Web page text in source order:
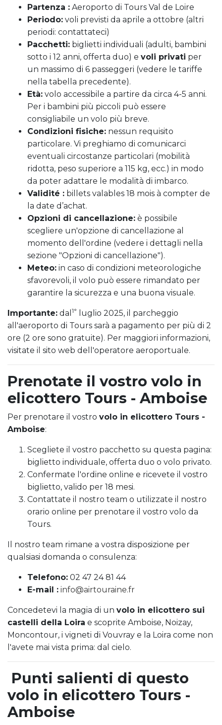
Partenza : Aeroporto di Tours Val de Loire
Periodo: voli previsti da aprile a ottobre (altri
periodi: contattateci)
Pacchetti: biglietti individuali (adulti, bambini
sotto i 12 anni, offerta duo) e voli privati per
un massimo di 6 passeggeri (vedere le tariffe
nella tabella precedente).
Età: volo accessibile a partire da circa 4-5 anni.
Per i bambini più piccoli può essere
consigliabile un volo più breve.
Condizioni fisiche: nessun requisito
particolare. Vi preghiamo di comunicarci
eventuali circostanze particolari (mobilità
ridotta, peso superiore a 115 kg, ecc.) in modo
da poter adattare le modalità di imbarco.
Validité : billets valables 18 mois à compter de
la date d’achat.
Opzioni di cancellazione: è possibile
scegliere un'opzione di cancellazione al
momento dell'ordine (vedere i dettagli nella
sezione "Opzioni di cancellazione").
Meteo: in caso di condizioni meteorologiche
sfavorevoli, il volo può essere rimandato per
garantire la sicurezza e una buona visuale.
Importante: dal 1°
luglio 2025, il parcheggio
all'aeroporto di Tours sarà a pagamento per più di 2
ore (2 ore sono gratuite). Per maggiori informazioni,
visitate il sito web dell'operatore aeroportuale.
Prenotate il vostro volo in
elicottero Tours - Amboise
Per prenotare il vostro volo in elicottero Tours -
Amboise:
Scegliete il vostro pacchetto su questa pagina:
biglietto individuale, offerta duo o volo privato.
Confermate l'ordine online e ricevete il vostro
biglietto, valido per 18 mesi.
Contattate il nostro team o utilizzate il nostro
orario online per prenotare il vostro volo da
Tours.
Il nostro team rimane a vostra disposizione per
qualsiasi domanda o consulenza:
Telefono: 02 47 24 81 44
E-mail : info@airtouraine.fr
Concedetevi la magia di un volo in elicottero sui
castelli della Loira e scoprite Amboise, Noizay,
Moncontour, i vigneti di Vouvray e la Loira come non
l'avete mai vista prima: dal cielo.
Punti salienti di questo
volo in elicottero Tours -
Amboise